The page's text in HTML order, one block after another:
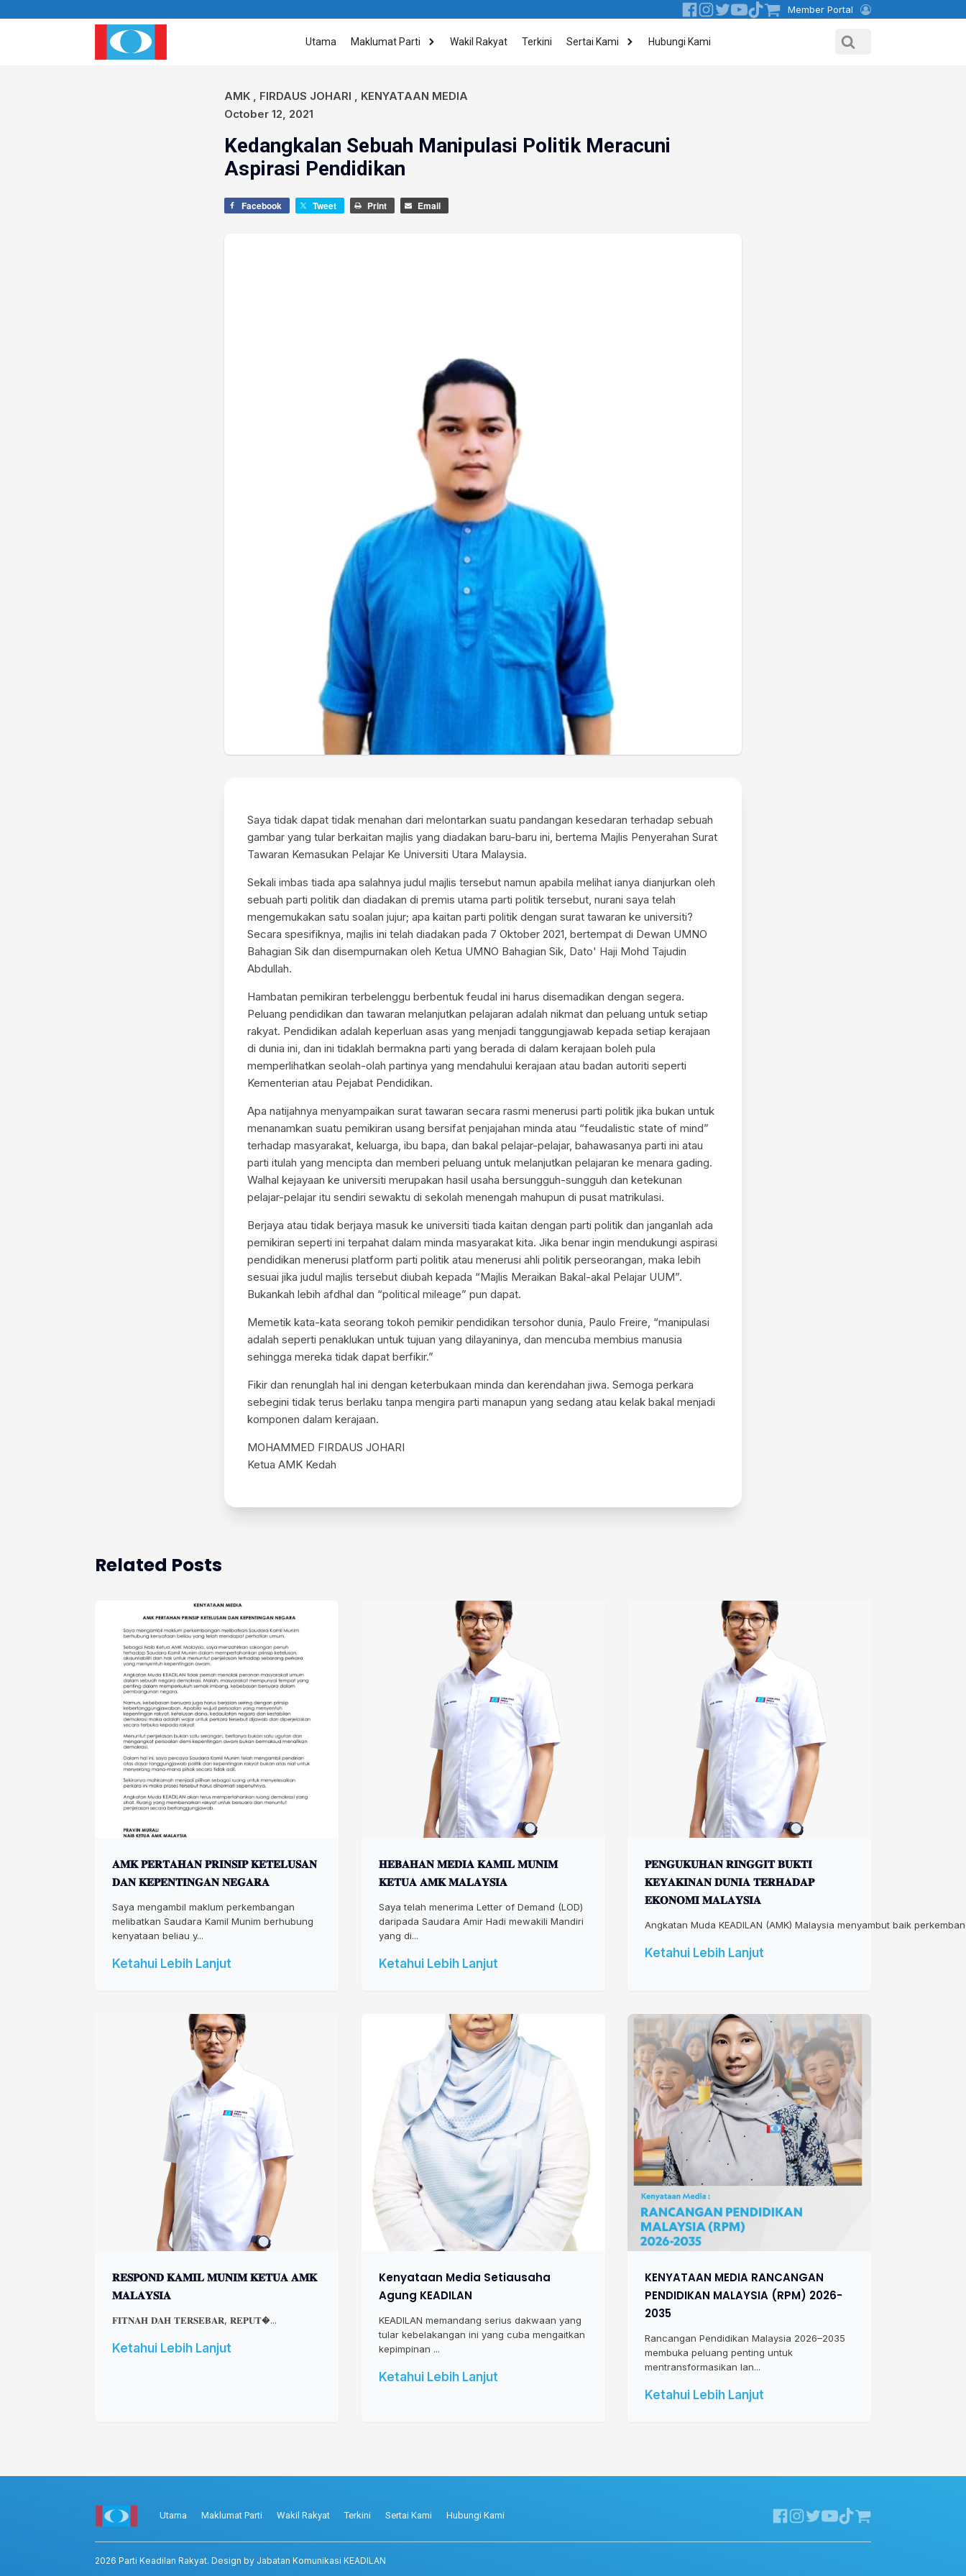
Member Portal
Utama Maklumat Parti Wakil Rakyat Terkini Sertai Kami Hubungi Kami
AMK FIRDAUS JOHARI
KENYATAAN MEDIA
October 12, 2021
Kedangkalan Sebuah Manipulasi Politik Meracuni
Aspirasi Pendidikan
Facebook Tweet Print Email
Saya tidak dapat tidak menahan dari melontarkan suatu pandangan kesedaran terhadap sebuah
gambar yang tular berkaitan majlis yang diadakan baru-baru ini, bertema Majlis Penyerahan Surat
Tawaran Kemasukan Pelajar Ke Universiti Utara Malaysia.
Sekali imbas tiada apa salahnya judul majlis tersebut namun apabila melihat ianya dianjurkan oleh
sebuah parti politik dan diadakan di premis utama parti politik tersebut, nurani saya telah
mengemukakan satu soalan jujur; apa kaitan parti politik dengan surat tawaran ke universiti?
Secara spesifiknya, majlis ini telah diadakan pada 7 Oktober 2021, bertempat di Dewan UMNO
Bahagian Sik dan disempurnakan oleh Ketua UMNO Bahagian Sik, Dato' Haji Mohd Tajudin
Abdullah.
Hambatan pemikiran terbelenggu berbentuk feudal ini harus disemadikan dengan segera.
Peluang pendidikan dan tawaran melanjutkan pelajaran adalah nikmat dan peluang untuk setiap
rakyat. Pendidikan adalah keperluan asas yang menjadi tanggungjawab kepada setiap kerajaan
di dunia ini, dan ini tidaklah bermakna parti yang berada di dalam kerajaan boleh pula
memperlihatkan seolah-olah partinya yang mendahului kerajaan atau badan autoriti seperti
Kementerian atau Pejabat Pendidikan.
Apa natijahnya menyampaikan surat tawaran secara rasmi menerusi parti politik jika bukan untuk
menanamkan suatu pemikiran usang bersifat penjajahan minda atau “feudalistic state of mind”
terhadap masyarakat, keluarga, ibu bapa, dan bakal pelajar-pelajar, bahawasanya parti ini atau
parti itulah yang mencipta dan memberi peluang untuk melanjutkan pelajaran ke menara gading.
Walhal kejayaan ke universiti merupakan hasil usaha bersungguh-sungguh dan ketekunan
pelajar-pelajar itu sendiri sewaktu di sekolah menengah mahupun di pusat matrikulasi.
Berjaya atau tidak berjaya masuk ke universiti tiada kaitan dengan parti politik dan janganlah ada
pemikiran seperti ini terpahat dalam minda masyarakat kita. Jika benar ingin mendukungi aspirasi
pendidikan menerusi platform parti politik atau menerusi ahli politik perseorangan, maka lebih
sesuai jika judul majlis tersebut diubah kepada “Majlis Meraikan Bakal-akal Pelajar UUM”.
Bukankah lebih afdhal dan “political mileage” pun dapat.
Memetik kata-kata seorang tokoh pemikir pendidikan tersohor dunia, Paulo Freire, “manipulasi
adalah seperti penaklukan untuk tujuan yang dilayaninya, dan mencuba membius manusia
sehingga mereka tidak dapat berfikir.”
Fikir dan renunglah hal ini dengan keterbukaan minda dan kerendahan jiwa. Semoga perkara
sebegini tidak terus berlaku tanpa mengira parti manapun yang sedang atau kelak bakal menjadi
komponen dalam kerajaan.
MOHAMMED FIRDAUS JOHARI
Ketua AMK Kedah
Related Posts
𝐀𝐌𝐊 𝐏𝐄𝐑𝐓𝐀𝐇𝐀𝐍 𝐏𝐑𝐈𝐍𝐒𝐈𝐏 𝐊𝐄𝐓𝐄𝐋𝐔𝐒𝐀𝐍
𝐃𝐀𝐍 𝐊𝐄𝐏𝐄𝐍𝐓𝐈𝐍𝐆𝐀𝐍 𝐍𝐄𝐆𝐀𝐑𝐀
Saya mengambil maklum perkembangan
melibatkan Saudara Kamil Munim berhubung
kenyataan beliau y...
Ketahui Lebih Lanjut
𝐇𝐄𝐁𝐀𝐇𝐀𝐍 𝐌𝐄𝐃𝐈𝐀 𝐊𝐀𝐌𝐈𝐋 𝐌𝐔𝐍𝐈𝐌
𝐊𝐄𝐓𝐔𝐀 𝐀𝐌𝐊 𝐌𝐀𝐋𝐀𝐘𝐒𝐈𝐀
Saya telah menerima Letter of Demand (LOD)
daripada Saudara Amir Hadi mewakili Mandiri
yang di...
Ketahui Lebih Lanjut
𝐏𝐄𝐍𝐆𝐔𝐊𝐔𝐇𝐀𝐍 𝐑𝐈𝐍𝐆𝐆𝐈𝐓 𝐁𝐔𝐊𝐓𝐈
𝐊𝐄𝐘𝐀𝐊𝐈𝐍𝐀𝐍 𝐃𝐔𝐍𝐈𝐀 𝐓𝐄𝐑𝐇𝐀𝐃𝐀𝐏
𝐄𝐊𝐎𝐍𝐎𝐌𝐈 𝐌𝐀𝐋𝐀𝐘𝐒𝐈𝐀
Angkatan Muda KEADILAN (AMK) Malaysia menyambut baik
Ketahui Lebih Lanjut
𝐑𝐄𝐒𝐏𝐎𝐍𝐃 𝐊𝐀𝐌𝐈𝐋 𝐌𝐔𝐍𝐈𝐌 𝐊𝐄𝐓𝐔𝐀 𝐀𝐌𝐊
𝐌𝐀𝐋𝐀𝐘𝐒𝐈𝐀
𝐅𝐈𝐓𝐍𝐀𝐇 𝐃𝐀𝐇 𝐓𝐄𝐑𝐒𝐄𝐁𝐀𝐑, 𝐑𝐄𝐏𝐔𝐓�...
Ketahui Lebih Lanjut
Kenyataan Media Setiausaha
Agung KEADILAN
KEADILAN memandang serius dakwaan yang
tular kebelakangan ini yang cuba mengaitkan
kepimpinan ...
Ketahui Lebih Lanjut
KENYATAAN MEDIA RANCANGAN
PENDIDIKAN MALAYSIA (RPM) 2026-
2035
Rancangan Pendidikan Malaysia 2026–2035
membuka peluang penting untuk
mentransformasikan lan...
Ketahui Lebih Lanjut
Utama Maklumat Parti Wakil Rakyat Terkini Sertai Kami Hubungi Kami
2026 Parti Keadilan Rakyat. Design by Jabatan Komunikasi KEADILAN